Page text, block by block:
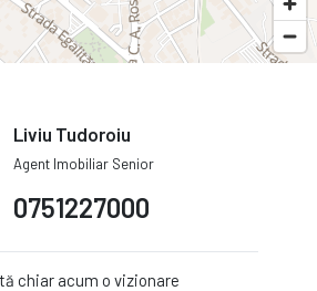
Liviu Tudoroiu
Agent Imobiliar Senior
0751227000
chiar acum o vizionare